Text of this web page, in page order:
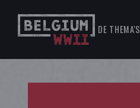
DE THEMA'S